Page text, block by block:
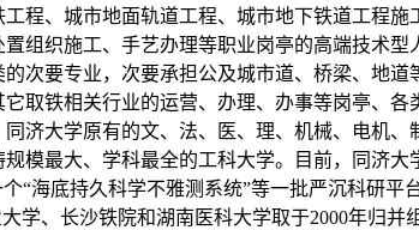
程、城市地面轨道工程、城市地下铁道工程
组织施工、手艺办理等职业岗亭的高端技术
次要专业，次要承担公及城市道、桥梁、地
取铁相关行业的运营、办理、办事等岗亭、
济大学原有的文、法、医、理、机械、电机
模最大、学科最全的工科大学。目前，同济
“海底持久科学不雅测系统”等一批严沉科研
学、长沙铁院和湖南医科大学取于2000年归